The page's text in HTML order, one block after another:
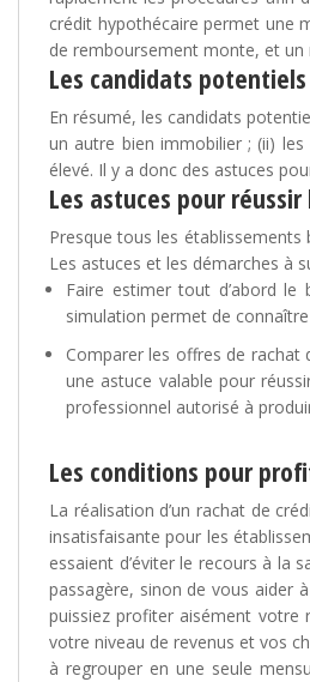
crédit hypothécaire permet une
de remboursement monte, et un
Les candidats
En résumé, les candidats
un autre bien immobilier ; (ii)
élevé. Il y a donc des astuces
Les astuces pour
Presque tous les
Les astuces et les démarches à
Faire estimer tout d’abord
simulation permet de
Comparer les offres de rachat
une astuce valable pour
professionnel autorisé à
Les conditions pour
La réalisation d’un rachat de
insatisfaisante pour les
essaient d’éviter le recours à la
passagère, sinon de vous aider
puissiez profiter aisément votre
votre niveau de revenus et vos
à regrouper en une seule